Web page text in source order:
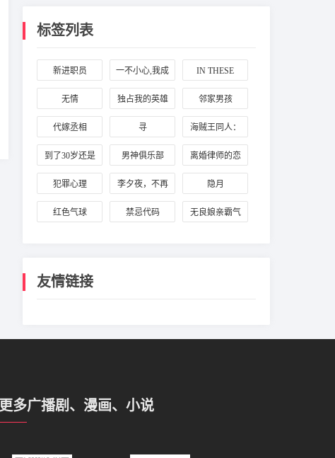
标签列表
新进职员 一不小心,我成
了seventeen的
IN THESE
WORDS
无情 独占我的英雄 邻家男孩
代嫁丞相 寻 海贼王同人：
索香航海日志
到了30岁还是
处男，似乎会
男神俱乐部 离婚律师的恋
爱辩护
犯罪心理 李夕夜，不再
沉默
隐月
红色气球 禁忌代码 无良娘亲霸气
友情链接
更多广播剧、漫画、小说